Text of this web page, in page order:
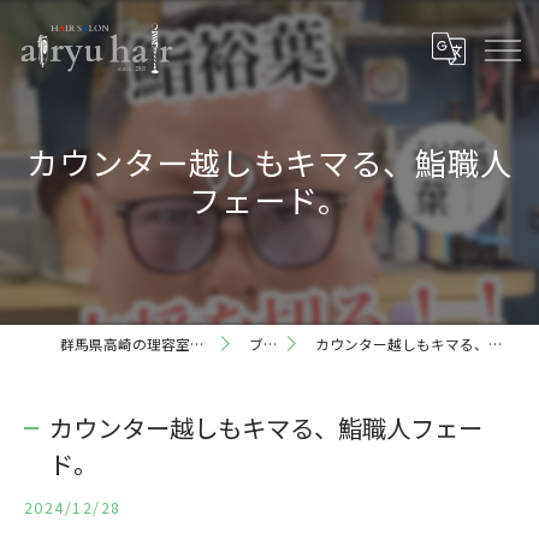
カウンター越しもキマる、鮨職人
フェード。
群馬県高崎の理容室ならairyu hair ブログ カウンター越しもキマる、鮨職人フェード。
カウンター越しもキマる、鮨職人フェー
ド。
2024/12/28